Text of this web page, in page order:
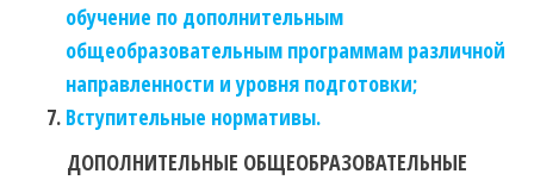
обучение по дополнительным
общеобразовательным программам различной
направленности и уровня подготовки;
Вступительные нормативы.
ДОПОЛНИТЕЛЬНЫЕ ОБЩЕОБРАЗОВАТЕЛЬНЫЕ